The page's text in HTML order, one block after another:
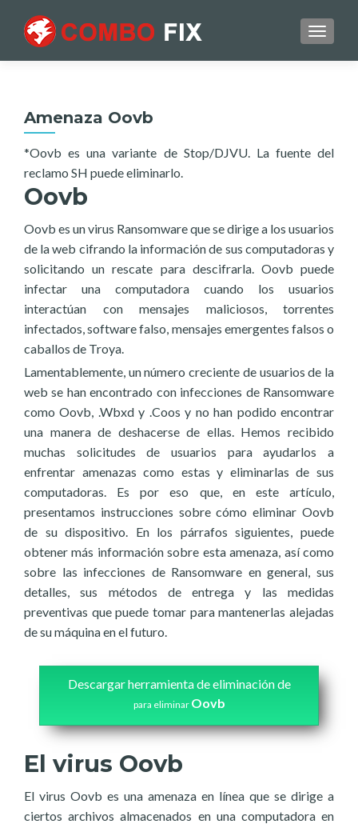
Amenaza Oovb
*Oovb es una variante de Stop/DJVU. La fuente del
reclamo SH puede eliminarlo.
Oovb
Oovb es un virus Ransomware que se dirige a los usuarios
de la web cifrando la información de sus computadoras y
solicitando un rescate para descifrarla. Oovb puede
infectar una computadora cuando los usuarios
interactúan con mensajes maliciosos, torrentes
infectados, software falso, mensajes emergentes falsos o
caballos de Troya.
Lamentablemente, un número creciente de usuarios de la
web se han encontrado con infecciones de Ransomware
como Oovb, .Wbxd y .Coos y no han podido encontrar
una manera de deshacerse de ellas. Hemos recibido
muchas solicitudes de usuarios para ayudarlos a
enfrentar amenazas como estas y eliminarlas de sus
computadoras. Es por eso que, en este artículo,
presentamos instrucciones sobre cómo eliminar Oovb
de su dispositivo. En los párrafos siguientes, puede
obtener más información sobre esta amenaza, así como
sobre las infecciones de Ransomware en general, sus
detalles, sus métodos de entrega y las medidas
preventivas que puede tomar para mantenerlas alejadas
de su máquina en el futuro.
Descargar herramienta de eliminación de
para eliminar Oovb
El virus Oovb
El virus Oovb es una amenaza en línea que se dirige a
ciertos archivos almacenados en una computadora en